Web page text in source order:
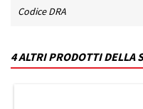
Codice DRA
4 ALTRI PRODOTTI DELLA